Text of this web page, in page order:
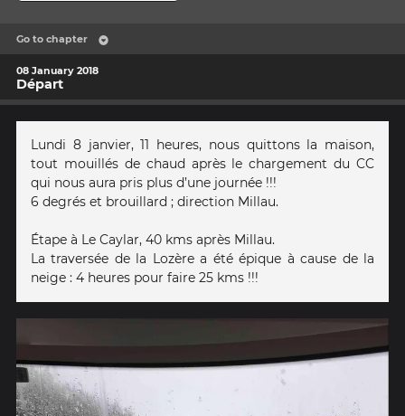
Go to chapter
08 January 2018
Départ
Lundi 8 janvier, 11 heures, nous quittons la maison,
tout mouillés de chaud après le chargement du CC
qui nous aura pris plus d’une journée !!!
6 degrés et brouillard ; direction Millau.
Étape à Le Caylar, 40 kms après Millau.
La traversée de la Lozère a été épique à cause de la
neige : 4 heures pour faire 25 kms !!!